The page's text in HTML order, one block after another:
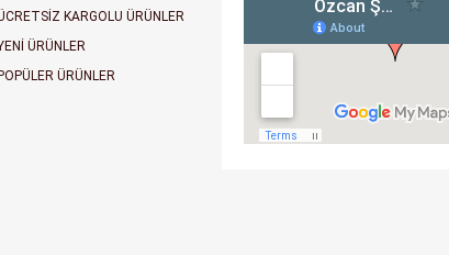
KARGOLU ÜRÜNLER
ÜRÜNLER
POPÜLER ÜRÜNLER